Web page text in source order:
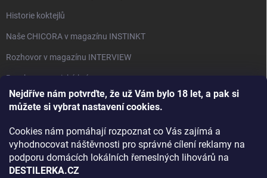
Nejdříve nám potvrďte, že už Vám bylo 18 let, a pak si
můžete si vybrat nastavení cookies.
Cookies nám pomáhají rozpoznat co Vás zajímá a
vyhodnocovat náštěvnosti pro správné cílení reklamy na
podporu domácích lokálních řemeslných lihovárů na
DESTILERKA.CZ
Historie koktejlů
Naše CHICORA v magazínu INSTINKT
Rozhovor v magazínu INTERVIEW
Bourbon, americká krása.
Napsali v TÝDNU o naší práci
Rozhovor s DESTILERKA.CZ v magazínu DRINKING-CAT
Jak vybrat dárek na Vánoce